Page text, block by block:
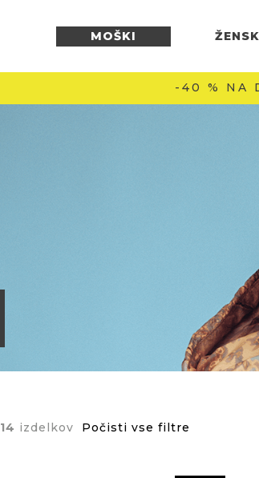
MOŠKI
-40 % NA
14 izdelkov Počisti vse filtre